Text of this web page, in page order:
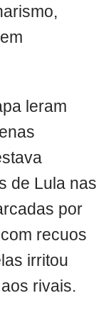
leram
de Lula nas
por
recuos
irritou
rivais.